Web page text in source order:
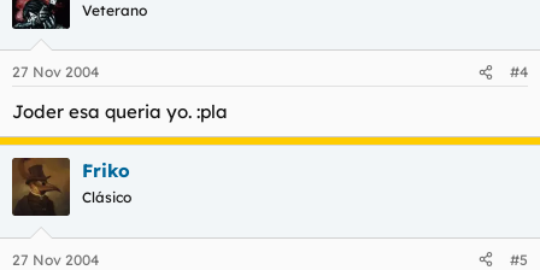
Veterano
27 Nov 2004 #4
Joder esa queria yo. :pla
Friko
Clásico
27 Nov 2004 #5